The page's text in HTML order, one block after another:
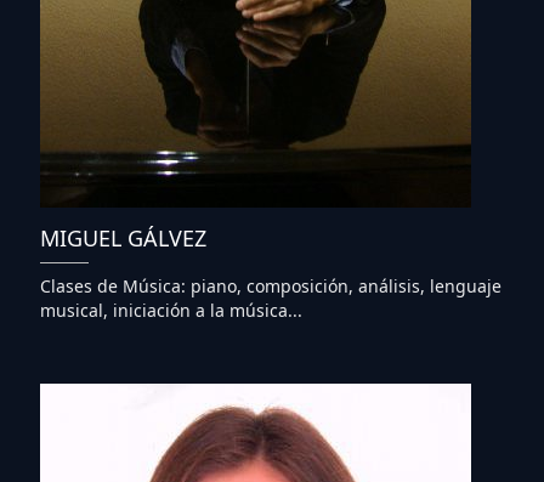
MIGUEL GÁLVEZ
Clases de Música: piano, composición, análisis, lenguaje
musical, iniciación a la música...